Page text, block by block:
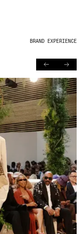
BRAND EXPERIENCE
PREVIOUSNEXT